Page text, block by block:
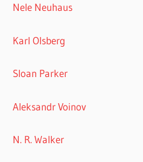
Nele Neuhaus
Karl Olsberg
Sloan Parker
Aleksandr Voinov
N. R. Walker